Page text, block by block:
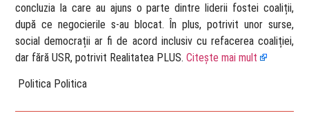
concluzia la care au ajuns o parte dintre liderii fostei coaliții,
după ce negocierile s-au blocat. În plus, potrivit unor surse,
social democrații ar fi de acord inclusiv cu refacerea coaliției,
dar fără USR, potrivit Realitatea PLUS.Citește mai mult
​ Politica Politica